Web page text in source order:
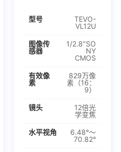
型号
TEVO-
VL12U
图像传
感器
1/2.8″SO
NY
CMOS
有效像
素
829万像
素（16：
9）
镜头
12倍光
学变焦
水平视角
6.48°～
70.82°